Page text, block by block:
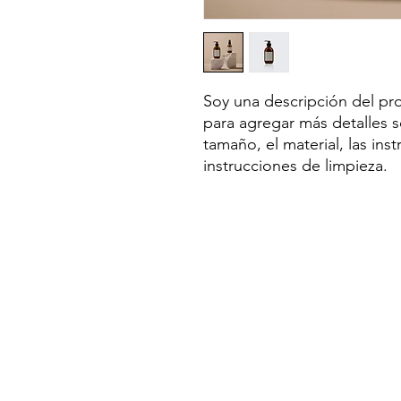
Soy una descripción del
para agregar más detalles
tamaño, el material, las
instrucciones de limpieza.